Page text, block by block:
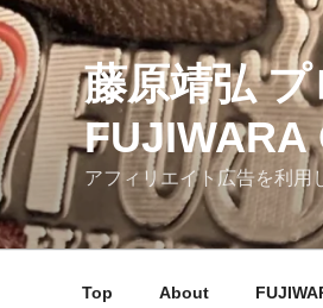
藤原靖弘
FUJIWARA
アフィリエイト広告を利用
Top About